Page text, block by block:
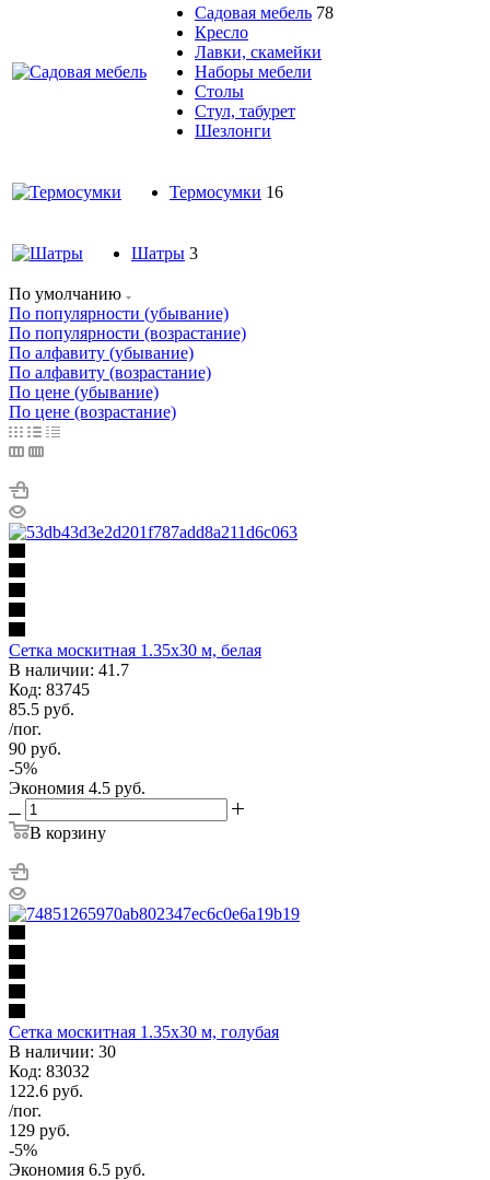
Садовая мебель 78
Кресло
Лавки, скамейки
Наборы мебели
Столы
Стул, табурет
Шезлонги
Термосумки 16
Шатры 3
По умолчанию
По популярности (убывание)
По популярности (возрастание)
По алфавиту (убывание)
По алфавиту (возрастание)
По цене (убывание)
По цене (возрастание)
Сетка москитная 1.35х30 м, белая
В наличии: 41.7
Код: 83745
85.5 руб.
/пог.
90 руб.
-5%
Экономия 4.5 руб.
В корзину
Сетка москитная 1.35х30 м, голубая
В наличии: 30
Код: 83032
122.6 руб.
/пог.
129 руб.
-5%
Экономия 6.5 руб.